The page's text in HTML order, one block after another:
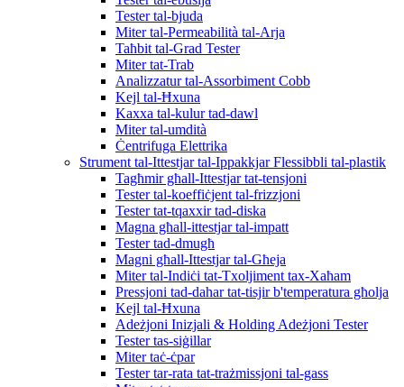
Tester tal-bjuda
Miter tal-Permeabilità tal-Arja
Taħbit tal-Grad Tester
Miter tat-Trab
Analizzatur tal-Assorbiment Cobb
Kejl tal-Ħxuna
Kaxxa tal-kulur tad-dawl
Miter tal-umdità
Ċentrifuga Elettrika
Strument tal-Ittestjar tal-Ippakkjar Flessibbli tal-plastik
Tagħmir għall-Ittestjar tat-tensjoni
Tester tal-koeffiċjent tal-frizzjoni
Tester tat-tqaxxir tad-diska
Magna għall-ittestjar tal-impatt
Tester tad-dmugħ
Magni għall-Ittestjar tal-Għeja
Miter tal-Indiċi tat-Txoljiment tax-Xaħam
Pressjoni tad-dahar tat-tisjir b'temperatura għolja
Kejl tal-Ħxuna
Adeżjoni Inizjali & Holding Adeżjoni Tester
Tester tas-siġillar
Miter taċ-ċpar
Tester tar-rata tat-trażmissjoni tal-gass